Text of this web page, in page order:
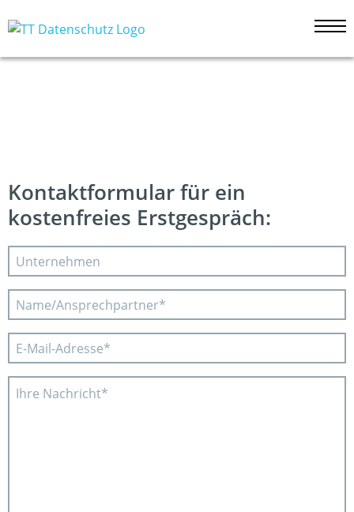
Kontaktformular für ein
kostenfreies Erstgespräch: